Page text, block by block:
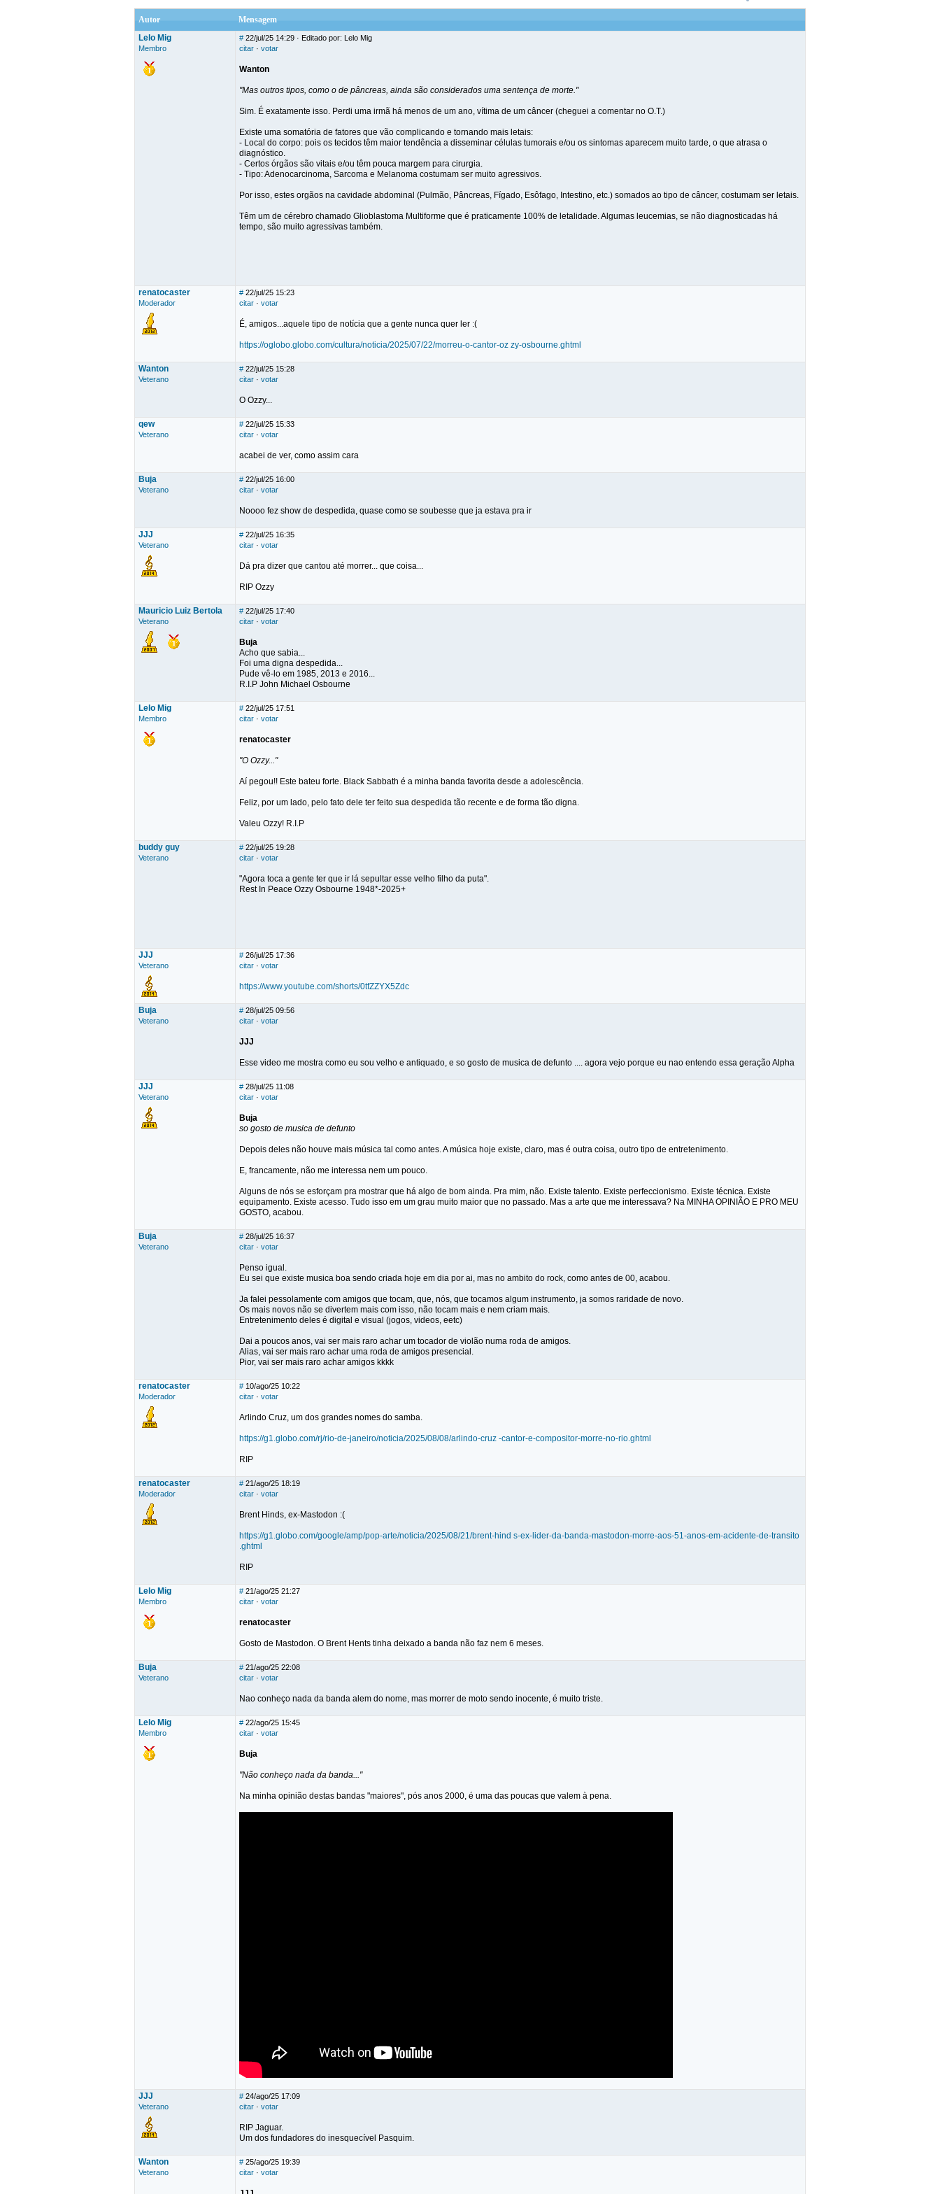
Autor
Mensagem
Lelo Mig
Membro
# 22/jul/25 14:29 · Editado por: Lelo Mig
citar · votar
Wanton
"Mas outros tipos, como o de pâncreas, ainda são considerados uma sentença de morte."
Sim. É exatamente isso. Perdi uma irmã há menos de um ano, vítima de um câncer (cheguei a comentar no O.T.)
Existe uma somatória de fatores que vão complicando e tornando mais letais:
- Local do corpo: pois os tecidos têm maior tendência a disseminar células tumorais e/ou os sintomas aparecem muito tarde, o que atrasa o
diagnóstico.
- Certos órgãos são vitais e/ou têm pouca margem para cirurgia.
- Tipo: Adenocarcinoma, Sarcoma e Melanoma costumam ser muito agressivos.
Por isso, estes orgãos na cavidade abdominal (Pulmão, Pâncreas, Fígado, Esôfago, Intestino, etc.) somados ao tipo de câncer, costumam ser letais.
Têm um de cérebro chamado Glioblastoma Multiforme que é praticamente 100% de letalidade. Algumas leucemias, se não diagnosticadas há
tempo, são muito agressivas também.
renatocaster
Moderador
# 22/jul/25 15:23
citar · votar
É, amigos...aquele tipo de notícia que a gente nunca quer ler :(
https://oglobo.globo.com/cultura/noticia/2025/07/22/morreu-o-cantor-oz zy-osbourne.ghtml
Wanton
Veterano
# 22/jul/25 15:28
citar · votar
O Ozzy...
qew
Veterano
# 22/jul/25 15:33
citar · votar
acabei de ver, como assim cara
Buja
Veterano
# 22/jul/25 16:00
citar · votar
Noooo fez show de despedida, quase como se soubesse que ja estava pra ir
JJJ
Veterano
# 22/jul/25 16:35
citar · votar
Dá pra dizer que cantou até morrer... que coisa...
RIP Ozzy
Mauricio Luiz Bertola
Veterano
# 22/jul/25 17:40
citar · votar
Buja
Acho que sabia...
Foi uma digna despedida...
Pude vê-lo em 1985, 2013 e 2016...
R.I.P John Michael Osbourne
Lelo Mig
Membro
# 22/jul/25 17:51
citar · votar
renatocaster
"O Ozzy..."
Aí pegou!! Este bateu forte. Black Sabbath é a minha banda favorita desde a adolescência.
Feliz, por um lado, pelo fato dele ter feito sua despedida tão recente e de forma tão digna.
Valeu Ozzy! R.I.P
buddy guy
Veterano
# 22/jul/25 19:28
citar · votar
"Agora toca a gente ter que ir lá sepultar esse velho filho da puta".
Rest In Peace Ozzy Osbourne 1948*-2025+
JJJ
Veterano
# 26/jul/25 17:36
citar · votar
https://www.youtube.com/shorts/0tfZZYX5Zdc
Buja
Veterano
# 28/jul/25 09:56
citar · votar
JJJ
Esse video me mostra como eu sou velho e antiquado, e so gosto de musica de defunto .... agora vejo porque eu nao entendo essa geração Alpha
JJJ
Veterano
# 28/jul/25 11:08
citar · votar
Buja
so gosto de musica de defunto
Depois deles não houve mais música tal como antes. A música hoje existe, claro, mas é outra coisa, outro tipo de entretenimento.
E, francamente, não me interessa nem um pouco.
Alguns de nós se esforçam pra mostrar que há algo de bom ainda. Pra mim, não. Existe talento. Existe perfeccionismo. Existe técnica. Existe
equipamento. Existe acesso. Tudo isso em um grau muito maior que no passado. Mas a arte que me interessava? Na MINHA OPINIÃO E PRO MEU
GOSTO, acabou.
Buja
Veterano
# 28/jul/25 16:37
citar · votar
Penso igual.
Eu sei que existe musica boa sendo criada hoje em dia por ai, mas no ambito do rock, como antes de 00, acabou.
Ja falei pessolamente com amigos que tocam, que, nós, que tocamos algum instrumento, ja somos raridade de novo.
Os mais novos não se divertem mais com isso, não tocam mais e nem criam mais.
Entretenimento deles é digital e visual (jogos, videos, eetc)
Dai a poucos anos, vai ser mais raro achar um tocador de violão numa roda de amigos.
Alias, vai ser mais raro achar uma roda de amigos presencial.
Pior, vai ser mais raro achar amigos kkkk
renatocaster
Moderador
# 10/ago/25 10:22
citar · votar
Arlindo Cruz, um dos grandes nomes do samba.
https://g1.globo.com/rj/rio-de-janeiro/noticia/2025/08/08/arlindo-cruz -cantor-e-compositor-morre-no-rio.ghtml
RIP
renatocaster
Moderador
# 21/ago/25 18:19
citar · votar
Brent Hinds, ex-Mastodon :(
https://g1.globo.com/google/amp/pop-arte/noticia/2025/08/21/brent-hind s-ex-lider-da-banda-mastodon-morre-aos-51-anos-em-acidente-de-transito
.ghtml
RIP
Lelo Mig
Membro
# 21/ago/25 21:27
citar · votar
renatocaster
Gosto de Mastodon. O Brent Hents tinha deixado a banda não faz nem 6 meses.
Buja
Veterano
# 21/ago/25 22:08
citar · votar
Nao conheço nada da banda alem do nome, mas morrer de moto sendo inocente, é muito triste.
Lelo Mig
Membro
# 22/ago/25 15:45
citar · votar
Buja
"Não conheço nada da banda..."
Na minha opinião destas bandas "maiores", pós anos 2000, é uma das poucas que valem à pena.
JJJ
Veterano
# 24/ago/25 17:09
citar · votar
RIP Jaguar.
Um dos fundadores do inesquecível Pasquim.
Wanton
Veterano
# 25/ago/25 19:39
citar · votar